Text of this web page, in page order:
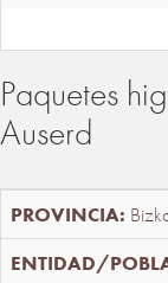
Paquetes
Auserd